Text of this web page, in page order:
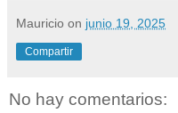
Mauricio on junio 19, 2025
Compartir
No hay comentarios: